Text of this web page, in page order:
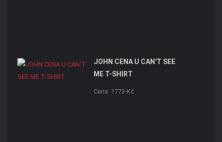
JOHN CENA U CAN'T SEE
ME T-SHIRT
Cena: 1773-Kč